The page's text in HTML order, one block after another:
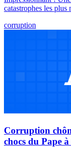
catastrophes les plus
corruption
Corruption
chocs du Pape